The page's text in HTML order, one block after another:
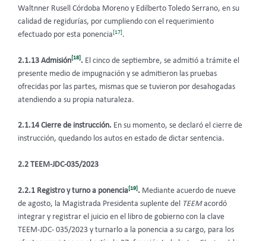
Waltnner Rusell Córdoba Moreno y Edilberto Toledo Serrano, en su
calidad de regidurías, por cumpliendo con el requerimiento
efectuado por esta ponencia[17].
2.1.13 Admisión[18]. El cinco de septiembre, se admitió a trámite el
presente medio de impugnación y se admitieron las pruebas
ofrecidas por las partes, mismas que se tuvieron por desahogadas
atendiendo a su propia naturaleza.
2.1.14 Cierre de instrucción. En su momento, se declaró el cierre de
instrucción, quedando los autos en estado de dictar sentencia.
2.2 TEEM-JDC-035/2023
2.2.1 Registro y turno a ponencia[19]. Mediante acuerdo de nueve
de agosto, la Magistrada Presidenta suplente del
TEEMacordó
integrar y registrar el juicio en el libro de gobierno con la clave
TEEM-JDC- 035/2023 y turnarlo a la ponencia a su cargo, para los